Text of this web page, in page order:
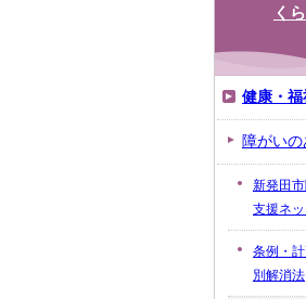
く
健康・福
障がい
新発田
支援ネ
条例・
別解消法